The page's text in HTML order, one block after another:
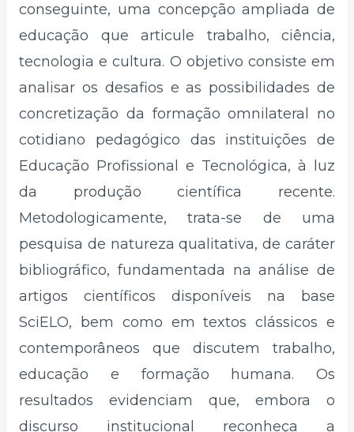
conseguinte, uma concepção ampliada de
educação que articule trabalho, ciência,
tecnologia e cultura. O objetivo consiste em
analisar os desafios e as possibilidades de
concretização da formação omnilateral no
cotidiano pedagógico das instituições de
Educação Profissional e Tecnológica, à luz
da produção científica recente.
Metodologicamente, trata-se de uma
pesquisa de natureza qualitativa, de caráter
bibliográfico, fundamentada na análise de
artigos científicos disponíveis na base
SciELO, bem como em textos clássicos e
contemporâneos que discutem trabalho,
educação e formação humana. Os
resultados evidenciam que, embora o
discurso institucional reconheça a